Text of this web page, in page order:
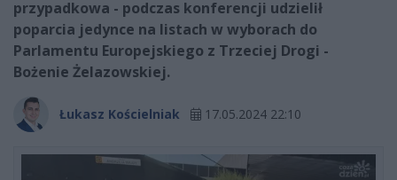
przypadkowa - podczas konferencji udzielił
poparcia jedynce na listach w wyborach do
Parlamentu Europejskiego z Trzeciej Drogi -
Bożenie Żelazowskiej.
Łukasz Kościelniak 17.05.2024 22:10